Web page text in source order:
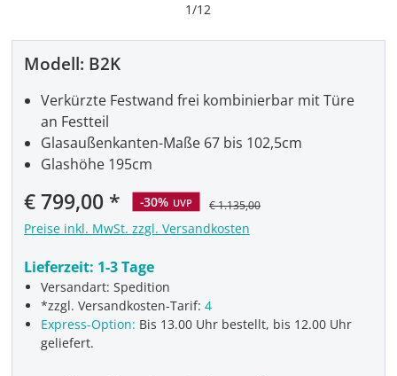
1/12
Modell: B2K
Verkaufspreis:
€ 799,00 -30% UVP € 1.135,00
Preise inkl. MwSt. zzgl. Versandkosten
Lieferzeit: 1-3 Tage
Versandart: Spedition
*zzgl. Versandkosten-Tarif:4
Express-Option: Bis 13.00 Uhr bestellt, bis 12.00 Uhr
geliefert.
Verkürzte Festwand frei kombinierbar mit Türe
an Festteil
Glasaußenkanten-Maße 67 bis 102,5cm
Glashöhe 195cm